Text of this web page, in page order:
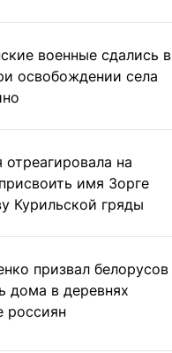
военные сдались в
освобождении села
отреагировала на
имя Зорге
Курильской гряды
призвал белорусов
дома в деревнях
россиян